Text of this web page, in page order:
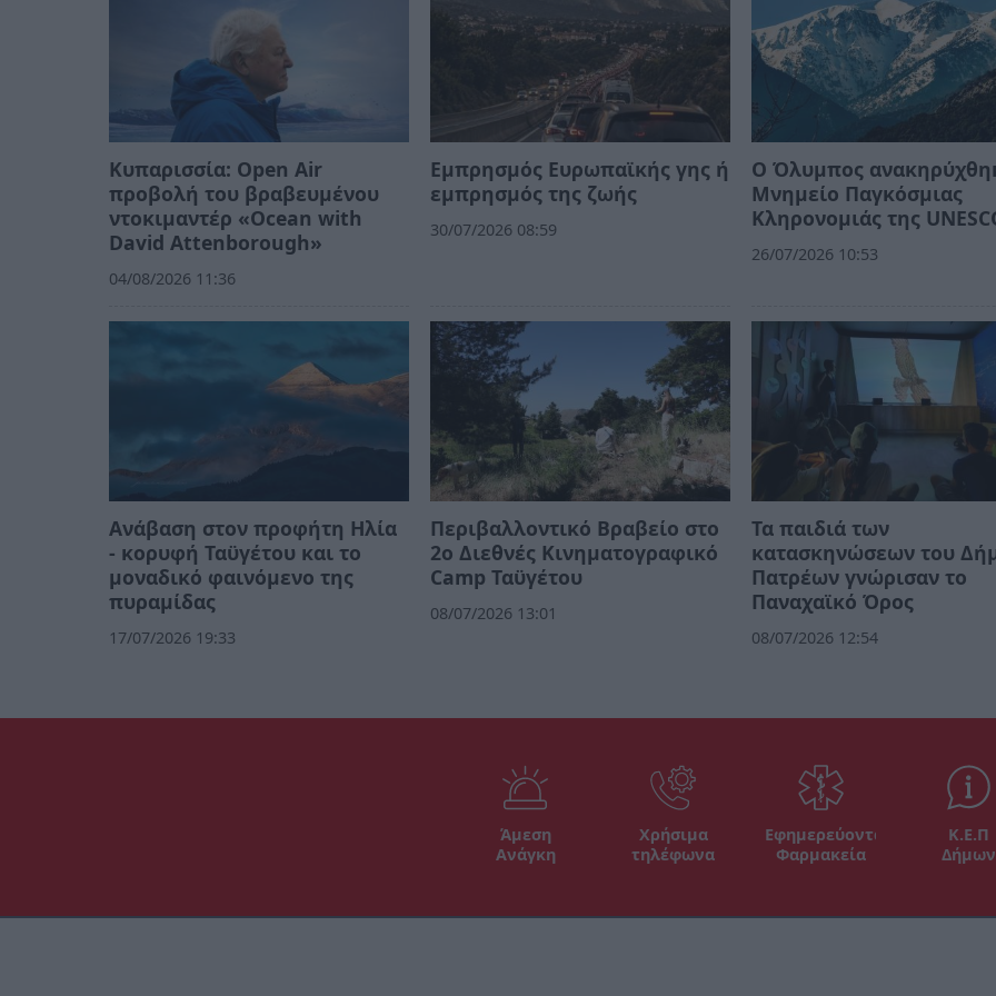
Κυπαρισσία: Open Air
προβολή του βραβευμένου
ντοκιμαντέρ «Ocean with
David Attenborough»
04/08/2026 11:36
Εμπρησμός Ευρωπαϊκής γης ή
εμπρησμός της ζωής
30/07/2026 08:59
Ο Όλυμπος
Μνημείο Παγκόσμιας
Κληρονομιάς της
26/07/2026 10:53
Ανάβαση στον προφήτη Ηλία
- κορυφή Ταϋγέτου και το
μοναδικό φαινόμενο της
πυραμίδας
17/07/2026 19:33
Περιβαλλοντικό Βραβείο στο
2ο Διεθνές Κινηματογραφικό
Camp Ταϋγέτου
08/07/2026 13:01
Τα παιδιά των
κατασκηνώσεων του
Πατρέων γνώρισαν το
Παναχαϊκό Όρος
08/07/2026 12:54
Άμεση
Ανάγκη
Χρήσιμα
τηλέφωνα
Εφημερεύοντα
Φαρμακεία
Κ.Ε.Π
Δήμων